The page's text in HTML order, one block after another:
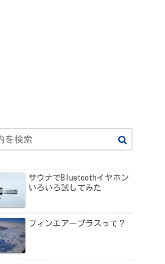
サウナでBluetoothイヤホン
いろいろ試してみた
フィンエアープラスって？